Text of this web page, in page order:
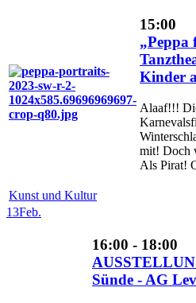
15:00
„Peppa
Kinder
Alaaf!!!
mit! Doch
Als Pirat!
Kunst und Kultur
13Feb.
16:00 - 18:00
Sünde - AG